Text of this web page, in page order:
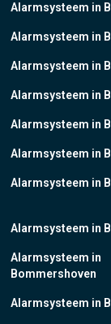
Alarmsysteem in
Alarmsysteem in
Alarmsysteem in
Alarmsysteem in
Alarmsysteem in
Alarmsysteem in
Alarmsysteem in
Alarmsysteem in
Alarmsysteem in
Bommershoven
Alarmsysteem in